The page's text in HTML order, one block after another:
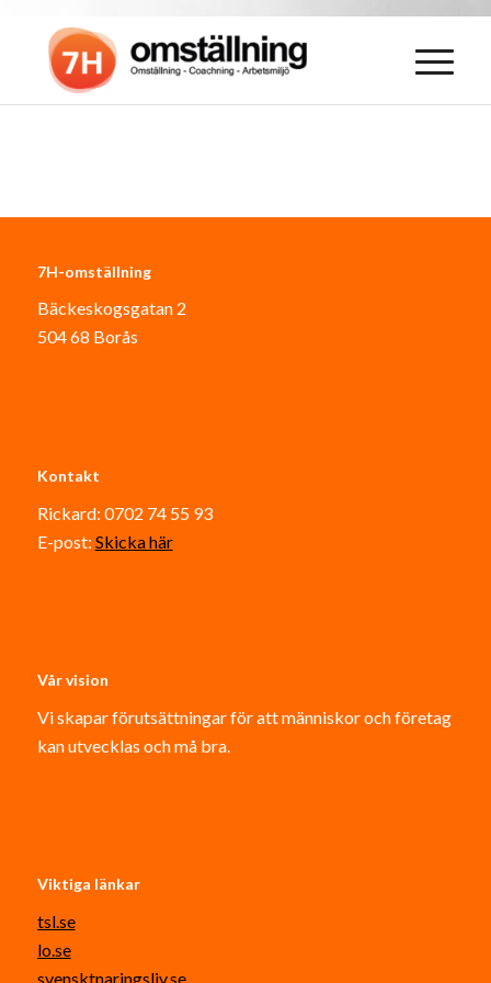
7H-omställning
Bäckeskogsgatan 2
504 68 Borås
Kontakt
Rickard: 0702 74 55 93
E-post: Skicka här
Vår vision
Vi skapar förutsättningar för att människor och företag
kan utvecklas och må bra.
Viktiga länkar
tsl.se
lo.se
svensktnaringsliv.se